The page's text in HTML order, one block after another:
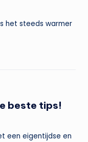
het steeds warmer
beste tips!
een eigentijdse en